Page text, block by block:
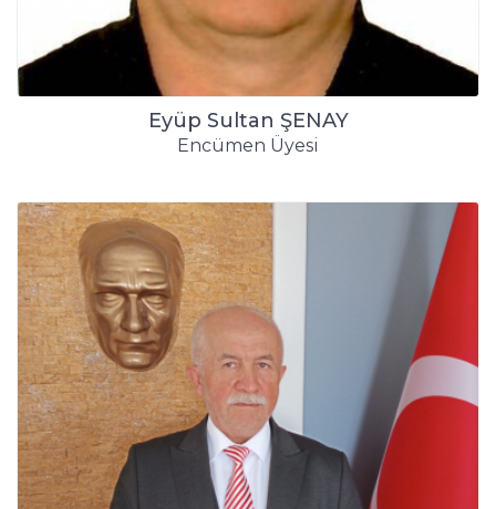
Eyüp Sultan ŞENAY
Encümen Üyesi